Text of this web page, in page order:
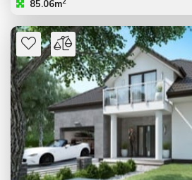
85.06m